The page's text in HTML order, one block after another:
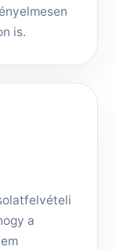
is.
a